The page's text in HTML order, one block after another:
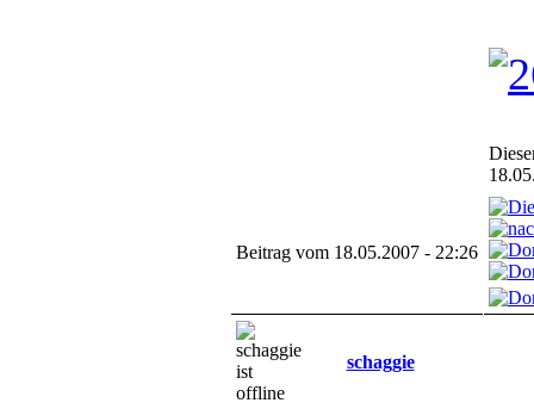
Beitrag vom 18.05.2007 - 22:26
schaggie